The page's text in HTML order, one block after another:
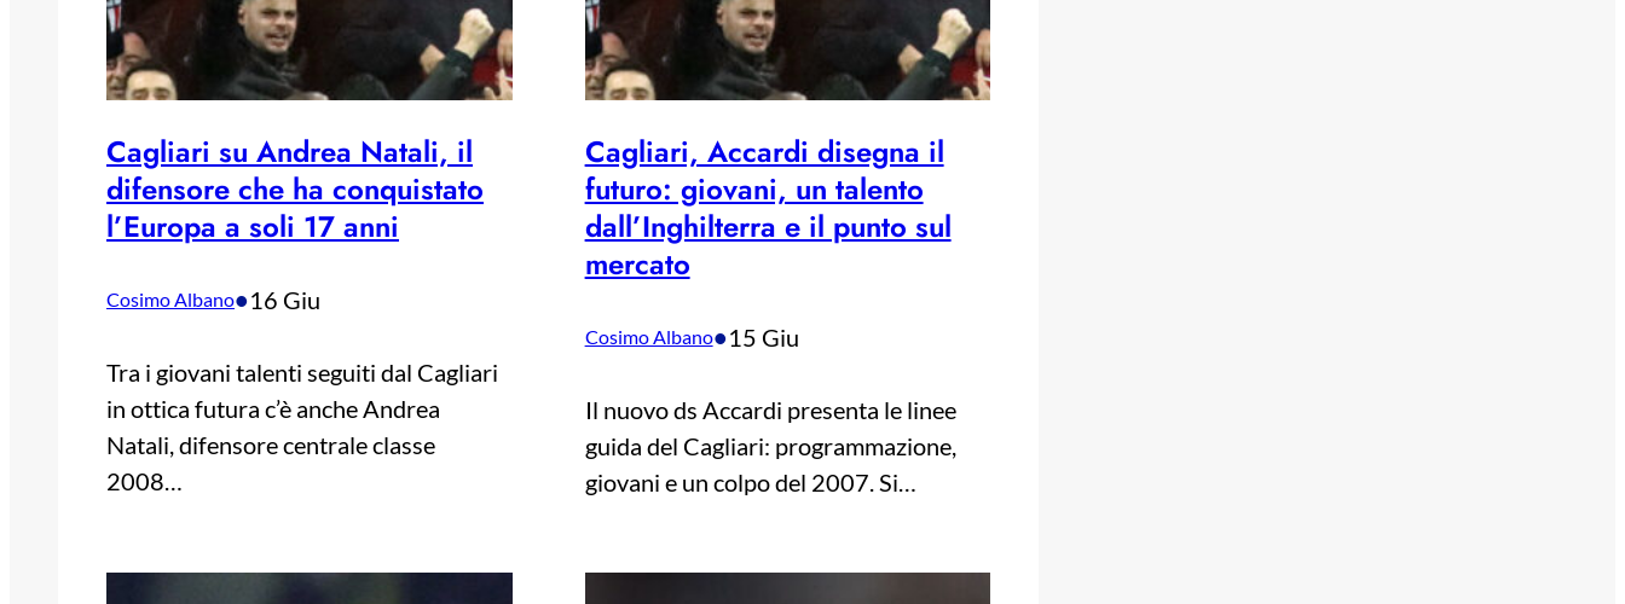
Cagliari su Andrea Natali, il
difensore che ha conquistato
l’Europa a soli 17 anni
Cosimo Albano•16 Giu
Tra i giovani talenti seguiti dal Cagliari
in ottica futura c’è anche Andrea
Natali, difensore centrale classe
2008…
Cagliari, Accardi disegna il
futuro: giovani, un talento
dall’Inghilterra e il punto sul
mercato
Cosimo Albano•15 Giu
Il nuovo ds Accardi presenta le linee
guida del Cagliari: programmazione,
giovani e un colpo del 2007. Si…